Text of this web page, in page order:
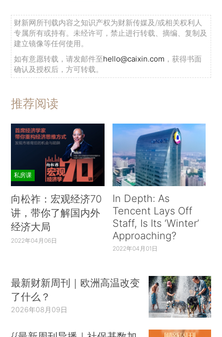
财新网所刊载内容之知识产权为财新传媒及/或相关权利人
专属所有或持有。未经许可，禁止进行转载、摘编、复制及
建立镜像等任何使用。
如有意愿转载，请发邮件至hello@caixin.com ，获得书面
确认及授权后，方可转载。
推荐阅读
私房课
向松祚：宏观经济70
讲，带你了解国内外
经济大局
2022年04月06日
In Depth: As
Tencent Lays Off
Staff, Is Its ‘Winter’
Approaching?
2022年04月01日
最新财新周刊｜欧洲高温改变
了什么？
2026年08月09日